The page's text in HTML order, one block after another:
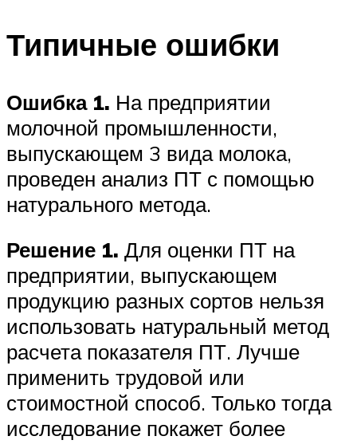
Типичные ошибки
Ошибка 1. На предприятии
молочной промышленности,
выпускающем 3 вида молока,
проведен анализ ПТ с помощью
натурального метода.
Решение 1. Для оценки ПТ на
предприятии, выпускающем
продукцию разных сортов нельзя
использовать натуральный метод
расчета показателя ПТ. Лучше
применить трудовой или
стоимостной способ. Только тогда
исследование покажет более